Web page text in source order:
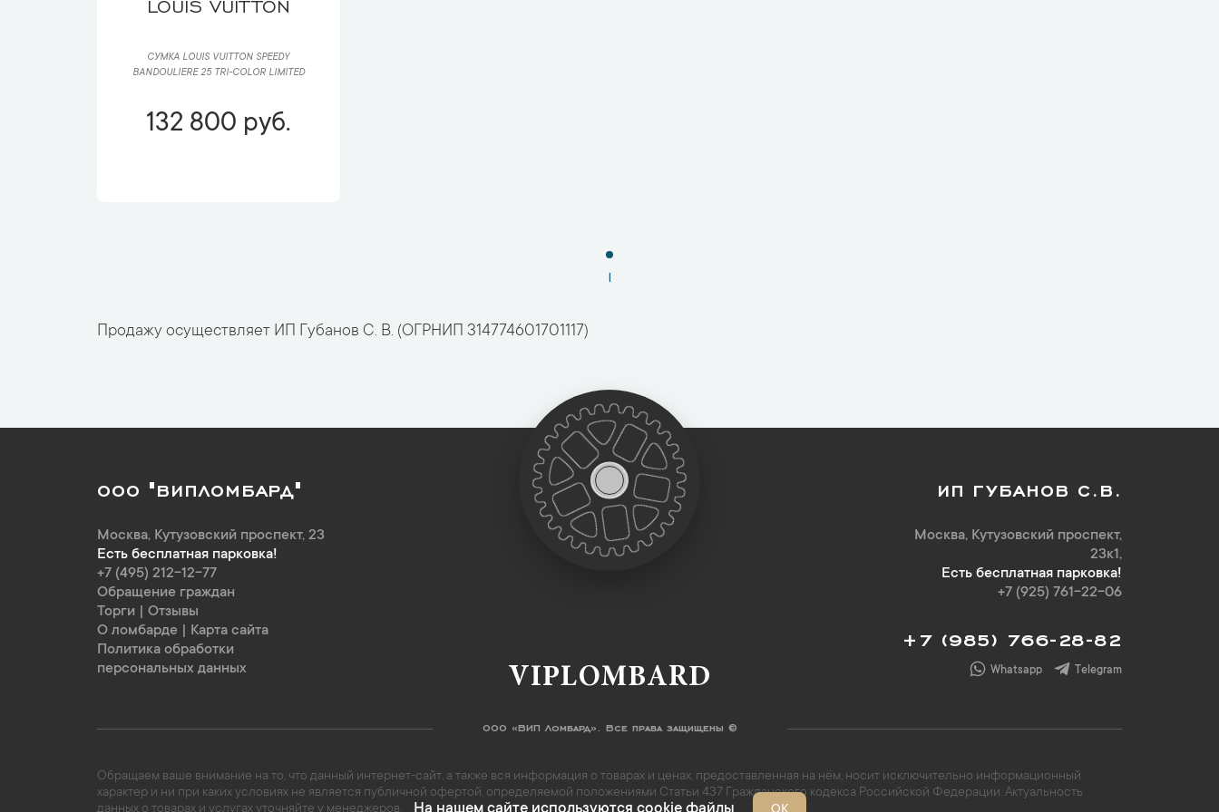
LOUIS VUITTON
СУМКА LOUIS VUITTON SPEEDY
BANDOULIЕRE 25 TRI-COLOR LIMITED
132 800 руб.
1
Продажу осуществляет ИП Губанов С. В. (ОГРНИП 314774601701117)
ООО "ВИПЛОМБАРД"
Москва, Кутузовский проспект, 23
Есть бесплатная парковка!
+7 (495) 212-12-77
Обращение граждан
Торги
Отзывы
О ломбарде
Карта сайта
Политика обработки
персональных данных
ИП ГУБАНОВ С.В.
Москва, Кутузовский проспект,
23к1,
Есть бесплатная парковка!
+7 (925) 761-22-06
+7 (985) 766-28-82
Whatsapp Telegram
VIPLOMBARD
ООО «ВИП Ломбард». Все права защищены ©
Обращаем ваше внимание на то, что данный интернет-сайт, а также вся информация о товарах и ценах, предоставленная на нём, носит исключительно информационный
характер и ни при каких условиях не является публичной офертой, определяемой положениями Статьи 437 Гражданского кодекса Российской Федерации. Актуальность